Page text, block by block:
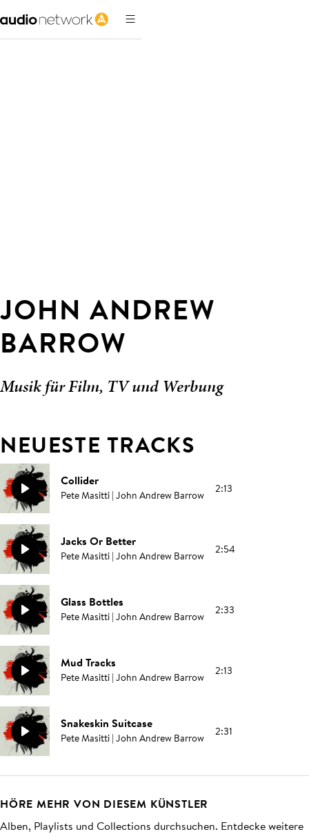
JOHN ANDREW
BARROW
Musik für Film, TV und Werbung
NEUESTE TRACKS
Collider
Pete Masitti | John Andrew Barrow 2:13
Jacks Or Better
Pete Masitti | John Andrew Barrow 2:54
Glass Bottles
Pete Masitti | John Andrew Barrow 2:33
Mud Tracks
Pete Masitti | John Andrew Barrow 2:13
Snakeskin Suitcase
Pete Masitti | John Andrew Barrow 2:31
HÖRE MEHR VON DIESEM KÜNSTLER
Alben, Playlists und Collections durchsuchen. Entdecke weitere